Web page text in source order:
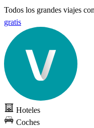
Todos los grandes viajes
gratis
Hoteles
Coches